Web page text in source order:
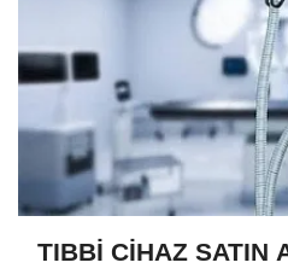
TIBBİ CİHAZ SATIN